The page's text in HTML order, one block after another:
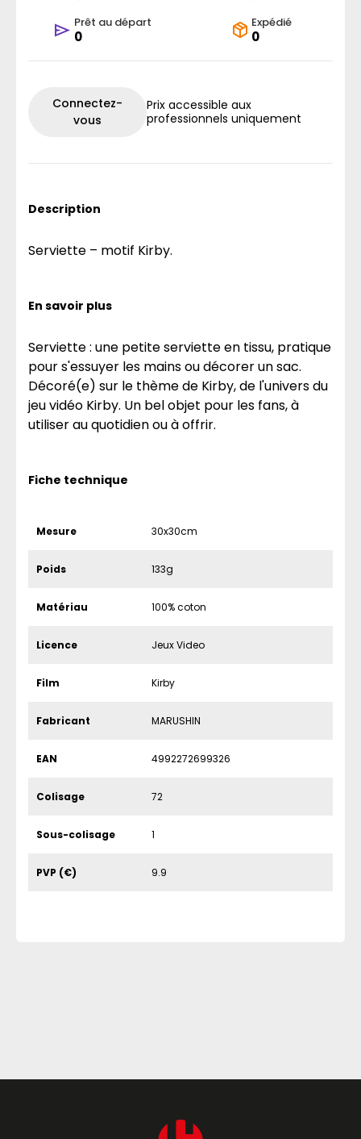
Prêt au départ
0
Expédié
0
Connectez-
vous
Prix accessible aux
professionnels uniquement
Description
Serviette – motif Kirby.
En savoir plus
Serviette : une petite serviette en tissu, pratique
pour s'essuyer les mains ou décorer un sac.
Décoré(e) sur le thème de Kirby, de l'univers du
jeu vidéo Kirby. Un bel objet pour les fans, à
utiliser au quotidien ou à offrir.
Fiche technique
Mesure 30x30cm
Poids 133g
Matériau 100% coton
Licence Jeux Video
Film Kirby
Fabricant MARUSHIN
EAN 4992272699326
Colisage 72
Sous-colisage 1
PVP (€) 9.9